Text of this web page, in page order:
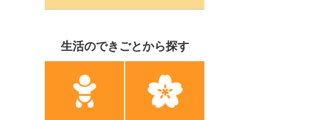
生活のできごとから探す